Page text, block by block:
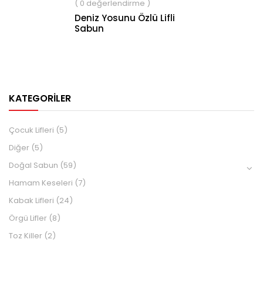
KATEGORILER
Çocuk Lifleri (5)
Diğer (5)
Doğal Sabun (59)
Hamam Keseleri (7)
Kabak Lifleri (24)
Örgü Lifler (8)
Toz Killer (2)
( 0 değerlendirme )
Deniz Yosunu Özlü Lifli
Sabun